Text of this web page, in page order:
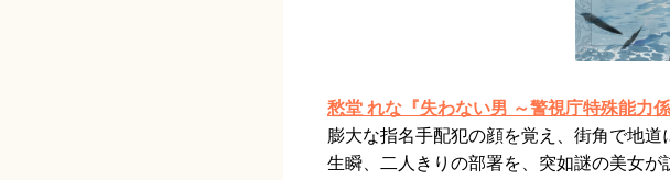
愁堂 れな『失わない男 ～警視庁特殊能力係
膨大な指名手配犯の顔を覚え、街角で地
生瞬、二人きりの部署を、突如謎の美女